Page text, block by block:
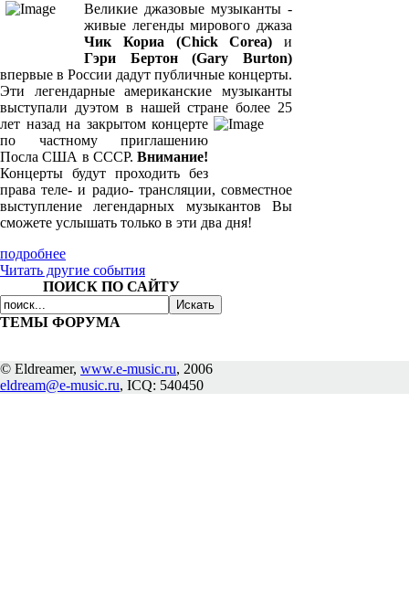
Великие джазовые музыканты -
живые легенды мирового джаза
Чик Кориа (Chick Corea) и
Гэри Бертон (Gary Burton)
впервые в России дадут публичные концерты.
Эти легендарные американские музыканты
выступали дуэтом в нашей стране более 25
лет назад на закрытом концерте
по частному приглашению
Посла США в СССР. Внимание!
Концерты будут проходить без
права теле- и радио- трансляции, совместное
выступление легендарных музыкантов Вы
сможете услышать только в эти два дня!
подробнее
Читать другие события
ПОИСК ПО САЙТУ
ТЕМЫ ФОРУМА
© Eldreamer, www.e-music.ru, 2006
eldream@e-music.ru, ICQ: 540450